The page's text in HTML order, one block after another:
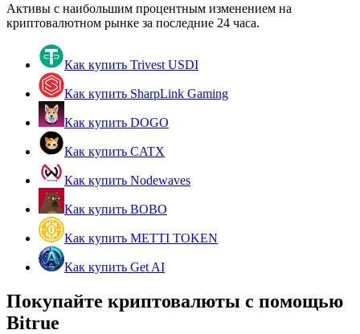
Наслаждайтесь распределением прибыли и комиссиями
за копи-трейдинг
Информация
Анализ больших данных, включая торговую информацию
и т. д.
Активы с наибольшим процентным изменением на
криптовалютном рынке за последние 24 часа.
Как купить Trivest USDI
Как купить SharpLink Gaming
Как купить DOGO
Как купить CATX
Как купить Nodewaves
Как купить BOBO
Как купить METTI TOKEN
Как купить Get AI
Покупайте криптовалюты с помощью
Bitrue